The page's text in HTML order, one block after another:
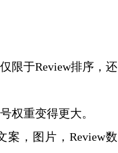
限于Review排序，还
权重变得更大。
案，图片，Review数